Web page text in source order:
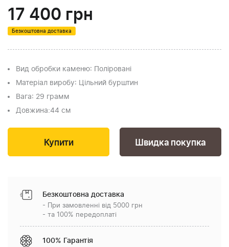
17 400 грн
Безкоштовна доставка
Вид обробки каменю: Поліровані
Матеріал виробу: Цільний бурштин
Вага: 29 грамм
Довжина:44 см
Швидка покупка
Безкоштовна доставка
- При замовленні від 5000 грн
- та 100% передоплаті
100% Гарантія